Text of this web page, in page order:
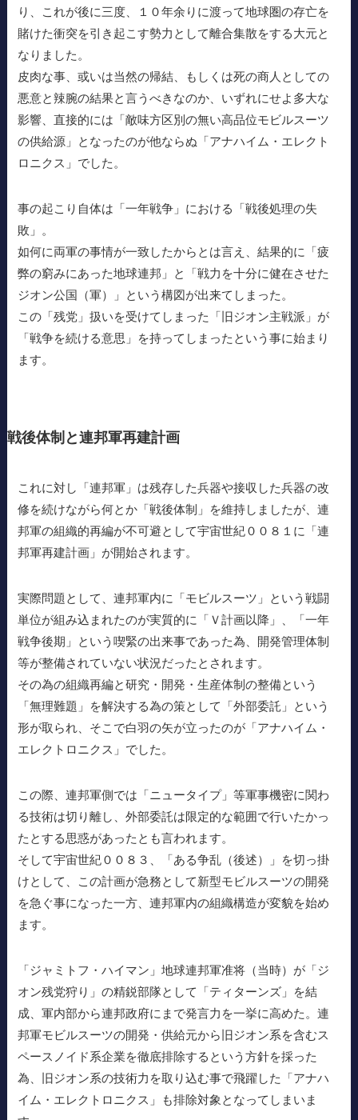
り、これが後に三度、１０年余りに渡って地球圏の存亡を
賭けた衝突を引き起こす勢力として離合集散をする大元と
なりました。
皮肉な事、或いは当然の帰結、もしくは死の商人としての
悪意と辣腕の結果と言うべきなのか、いずれにせよ多大な
影響、直接的には「敵味方区別の無い高品位モビルスーツ
の供給源」となったのが他ならぬ「アナハイム・エレクト
ロニクス」でした。
事の起こり自体は「一年戦争」における「戦後処理の失
敗」。
如何に両軍の事情が一致したからとは言え、結果的に「疲
弊の窮みにあった地球連邦」と「戦力を十分に健在させた
ジオン公国（軍）」という構図が出来てしまった。
この「残党」扱いを受けてしまった「旧ジオン主戦派」が
「戦争を続ける意思」を持ってしまったという事に始まり
ます。
戦後体制と連邦軍再建計画
これに対し「連邦軍」は残存した兵器や接収した兵器の改
修を続けながら何とか「戦後体制」を維持しましたが、連
邦軍の組織的再編が不可避として宇宙世紀００８１に「連
邦軍再建計画」が開始されます。
実際問題として、連邦軍内に「モビルスーツ」という戦闘
単位が組み込まれたのが実質的に「Ｖ計画以降」、「一年
戦争後期」という喫緊の出来事であった為、開発管理体制
等が整備されていない状況だったとされます。
その為の組織再編と研究・開発・生産体制の整備という
「無理難題」を解決する為の策として「外部委託」という
形が取られ、そこで白羽の矢が立ったのが「アナハイム・
エレクトロニクス」でした。
この際、連邦軍側では「ニュータイプ」等軍事機密に関わ
る技術は切り離し、外部委託は限定的な範囲で行いたかっ
たとする思惑があったとも言われます。
そして宇宙世紀００８３、「ある争乱（後述）」を切っ掛
けとして、この計画が急務として新型モビルスーツの開発
を急ぐ事になった一方、連邦軍内の組織構造が変貌を始め
ます。
「ジャミトフ・ハイマン」地球連邦軍准将（当時）が「ジ
オン残党狩り」の精鋭部隊として「ティターンズ」を結
成、軍内部から連邦政府にまで発言力を一挙に高めた。連
邦軍モビルスーツの開発・供給元から旧ジオン系を含むス
ペースノイド系企業を徹底排除するという方針を採った
為、旧ジオン系の技術力を取り込む事で飛躍した「アナハ
イム・エレクトロニクス」も排除対象となってしまいま